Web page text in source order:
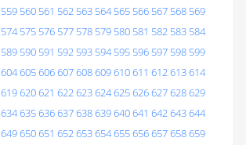
559 560 561 562 563 564 565 566 567 568 569
574 575 576 577 578 579 580 581 582 583 584
589 590 591 592 593 594 595 596 597 598 599
604605606607608609610611 612613614
619620621 622623624625626627628629
634635636637638639640641 642643644
649650651 652653654655656657658659